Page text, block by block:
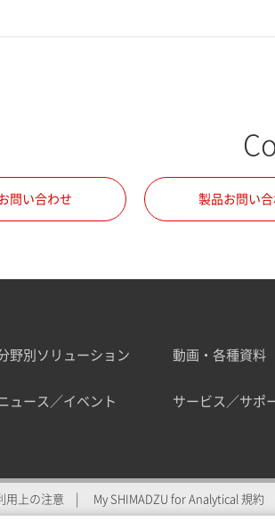
スMySHIMADZU
問い合わせ 製品お問い合
野別ソリューション 動画・各種資料
ュース／イベント サービス／サポ
用上の注意 My SHIMADZU for Analytical 規約